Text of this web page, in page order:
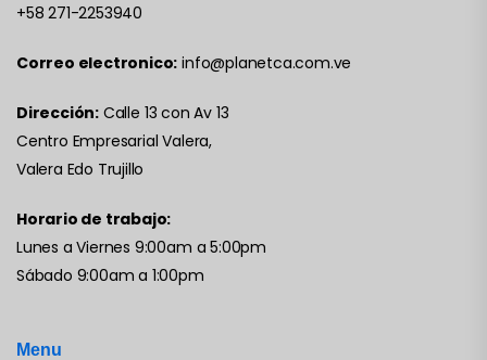
+58 271-2253940
Correo electronico: info@planetca.com.ve
Dirección: Calle 13 con Av 13
Centro Empresarial Valera,
Valera Edo Trujillo
Horario de trabajo:
Lunes a Viernes 9:00am a 5:00pm
Sábado 9:00am a 1:00pm
Menu